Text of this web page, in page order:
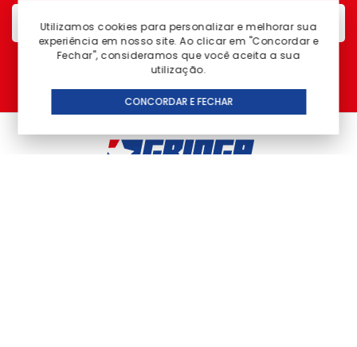
Enviar
Utilizamos cookies para personalizar e melhorar sua
experiência em nosso site. Ao clicar em "Concordar e
Fechar", consideramos que você aceita a sua
utilização.
CONCORDAR E FECHAR